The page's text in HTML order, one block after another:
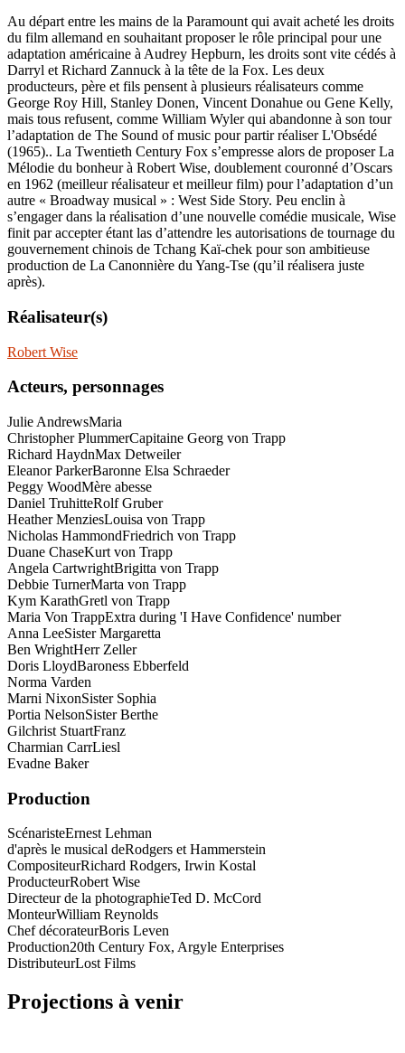
Au départ entre les mains de la Paramount qui avait acheté les droits
du film allemand en souhaitant proposer le rôle principal pour une
adaptation américaine à Audrey Hepburn, les droits sont vite cédés à
Darryl et Richard Zannuck à la tête de la Fox. Les deux
producteurs, père et fils pensent à plusieurs réalisateurs comme
George Roy Hill, Stanley Donen, Vincent Donahue ou Gene Kelly,
mais tous refusent, comme William Wyler qui abandonne à son tour
l’adaptation de The Sound of music pour partir réaliser L'Obsédé
(1965).. La Twentieth Century Fox s’empresse alors de proposer La
Mélodie du bonheur à Robert Wise, doublement couronné d’Oscars
en 1962 (meilleur réalisateur et meilleur film) pour l’adaptation d’un
autre « Broadway musical » : West Side Story. Peu enclin à
s’engager dans la réalisation d’une nouvelle comédie musicale, Wise
finit par accepter étant las d’attendre les autorisations de tournage du
gouvernement chinois de Tchang Kaï-chek pour son ambitieuse
production de La Canonnière du Yang-Tse (qu’il réalisera juste
après).
Réalisateur(s)
Robert Wise
Acteurs, personnages
Julie AndrewsMaria
Christopher PlummerCapitaine Georg von Trapp
Richard HaydnMax Detweiler
Eleanor ParkerBaronne Elsa Schraeder
Peggy WoodMère abesse
Daniel TruhitteRolf Gruber
Heather MenziesLouisa von Trapp
Nicholas HammondFriedrich von Trapp
Duane ChaseKurt von Trapp
Angela CartwrightBrigitta von Trapp
Debbie TurnerMarta von Trapp
Kym KarathGretl von Trapp
Maria Von TrappExtra during 'I Have Confidence' number
Anna LeeSister Margaretta
Ben WrightHerr Zeller
Doris LloydBaroness Ebberfeld
Norma Varden
Marni NixonSister Sophia
Portia NelsonSister Berthe
Gilchrist StuartFranz
Charmian CarrLiesl
Evadne Baker
Production
ScénaristeErnest Lehman
d'après le musical deRodgers et Hammerstein
CompositeurRichard Rodgers, Irwin Kostal
ProducteurRobert Wise
Directeur de la photographieTed D. McCord
MonteurWilliam Reynolds
Chef décorateurBoris Leven
Production20th Century Fox, Argyle Enterprises
DistributeurLost Films
Projections à venir